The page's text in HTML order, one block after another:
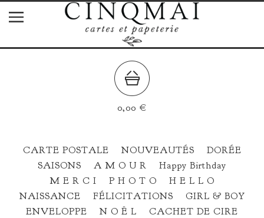
0,00 €
CARTE POSTALE NOUVEAUTÉS
DORÉE
SAISONS
A M O U R
Happy Birthday
M E R C I
P H O T O
H E L L O
NAISSANCE
FÉLICITATIONS
GIRL & BOY
ENVELOPPE
N O Ë L
CACHET DE CIRE